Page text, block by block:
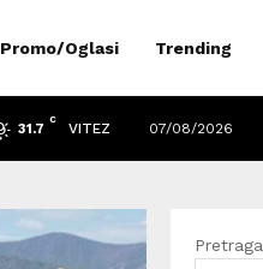
Promo/Oglasi Trending
31.7
C
VITEZ 07/08/2026
Pretraga